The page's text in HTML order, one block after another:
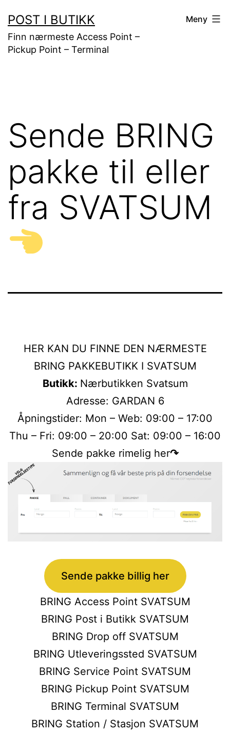
til
innhold
POST I BUTIKK
Finn nærmeste Access Point –
Pickup Point – Terminal
Meny
Sende BRING
pakke til eller
fra SVATSUM
HER KAN DU FINNE DEN NÆRMESTE
BRING PAKKEBUTIKK I SVATSUM
Butikk: Nærbutikken Svatsum
Adresse: GARDAN 6
Åpningstider: Mon – Web: 09:00 – 17:00
Thu – Fri: 09:00 – 20:00 Sat: 09:00 – 16:00
Sende pakke rimelig her↷
Sende pakke billig her
BRING Access Point SVATSUM
BRING Post i Butikk SVATSUM
BRING Drop off SVATSUM
BRING Utleveringssted SVATSUM
BRING Service Point SVATSUM
BRING Pickup Point SVATSUM
BRING Terminal SVATSUM
BRING Station / Stasjon SVATSUM